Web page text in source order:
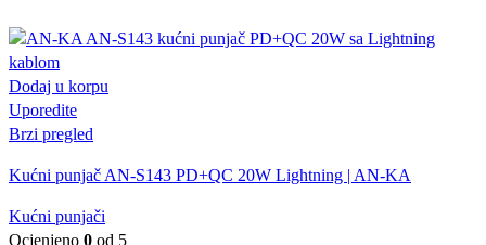
Dodaj u korpu
Uporedite
Brzi pregled
Kućni punjač AN-S143 PD+QC 20W Lightning | AN-KA
Kućni punjači
Ocjenjeno 0 od 5